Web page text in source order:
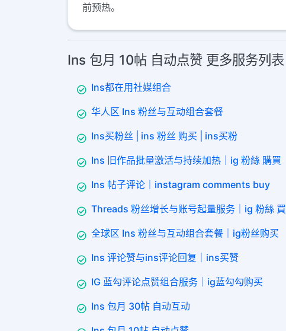
前预热。
Ins 包月 10帖 自动点赞 更多服务列表
Ins都在用社媒组合
华人区 Ins 粉丝与互动组合套餐
Ins买粉丝 | ins 粉丝 购买 | ins买粉
Ins 旧作品批量激活与持续加热｜ig 粉絲 購買
Ins 帖子评论｜instagram comments buy
Threads 粉丝增长与账号起量服务｜ig 粉絲 買
全球区 Ins 粉丝与互动组合套餐｜ig粉丝购买
Ins 评论赞与ins评论回复｜ins买赞
IG 蓝勾评论点赞组合服务｜ig蓝勾勾购买
Ins 包月 30帖 自动互动